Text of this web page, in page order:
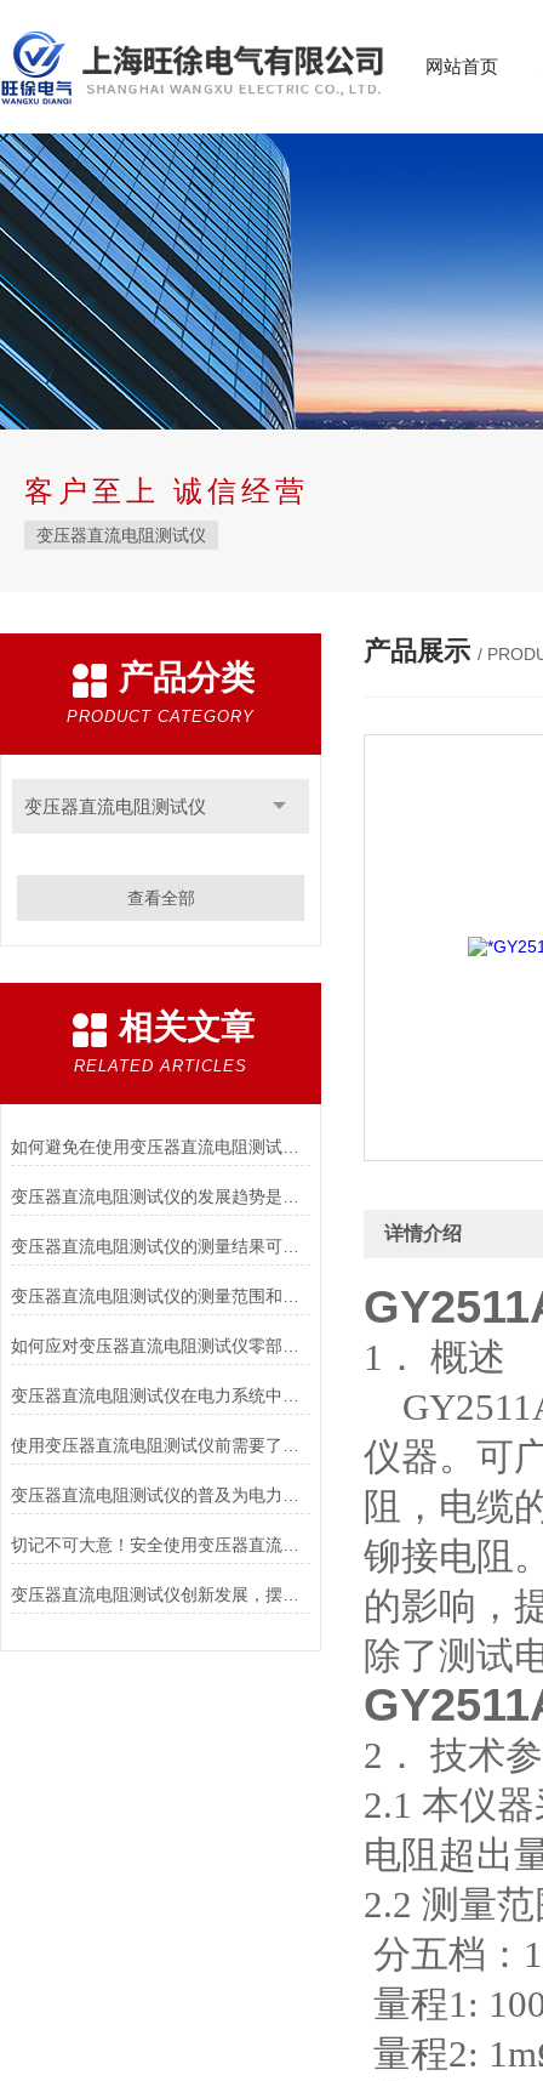
网站首页
客户至上 诚信经营
变压器直流电阻测试仪
产品分类
PRODUCT CATEGORY
变压器直流电阻测试仪
查看全部
相关文章
RELATED ARTICLES
如何避免在使用变压器直流电阻测试仪时对被测变压器造成损伤？
变压器直流电阻测试仪的测量结果可靠性如何？
切记不可大意！安全使用变压器直流电阻测试仪
变压器直流电阻测试仪创新发展，摆脱传统
产品展示 /
详情介绍
1． 概述
仪器。可
阻，电缆
铆接电阻
的影响，
除了测试
2． 技术
2.1 本仪
电阻超出
2.2
分五档：
量程1:
量程2: